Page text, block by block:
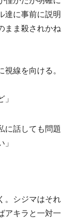
達に事前に説明
まま殺されかね
線を向ける。
に話しても問題
。シジマはそれ
アキラと一対一